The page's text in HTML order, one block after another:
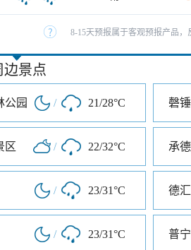
8-15天预报属于客观预报产品
边景点
公园 / 21/28°C 磬
区 / 22/32°C 承
/ 23/31°C 德
/ 23/31°C 普